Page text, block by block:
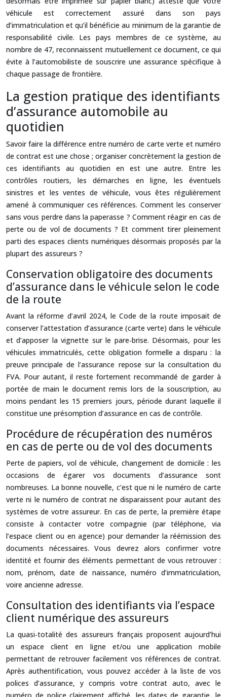
véhicule est correctement assuré dans son pays
d’immatriculation et qu’il bénéficie au minimum de la garantie de
responsabilité civile. Les pays membres de ce système, au
nombre de 47, reconnaissent mutuellement ce document, ce qui
évite à l’automobiliste de souscrire une assurance spécifique à
chaque passage de frontière.
La gestion pratique des identifiants
d’assurance automobile au
quotidien
Savoir faire la différence entre numéro de carte verte et numéro
de contrat est une chose ; organiser concrètement la gestion de
ces identifiants au quotidien en est une autre. Entre les
contrôles routiers, les démarches en ligne, les éventuels
sinistres et les ventes de véhicule, vous êtes régulièrement
amené à communiquer ces références. Comment les conserver
sans vous perdre dans la paperasse ? Comment réagir en cas de
perte ou de vol de documents ? Et comment tirer pleinement
parti des espaces clients numériques désormais proposés par la
plupart des assureurs ?
Conservation obligatoire des documents
d’assurance dans le véhicule selon le code
de la route
Avant la réforme d’avril 2024, le Code de la route imposait de
conserver l’attestation d’assurance (carte verte) dans le véhicule
et d’apposer la vignette sur le pare‑brise. Désormais, pour les
véhicules immatriculés, cette obligation formelle a disparu : la
preuve principale de l’assurance repose sur la consultation du
FVA. Pour autant, il reste fortement recommandé de garder à
portée de main le document remis lors de la souscription, au
moins pendant les 15 premiers jours, période durant laquelle il
constitue une présomption d’assurance en cas de contrôle.
Procédure de récupération des numéros
en cas de perte ou de vol des documents
Perte de papiers, vol de véhicule, changement de domicile : les
occasions de égarer vos documents d’assurance sont
nombreuses. La bonne nouvelle, c’est que ni le numéro de carte
verte ni le numéro de contrat ne disparaissent pour autant des
systèmes de votre assureur. En cas de perte, la première étape
consiste à contacter votre compagnie (par téléphone, via
l’espace client ou en agence) pour demander la réémission des
documents nécessaires. Vous devrez alors confirmer votre
identité et fournir des éléments permettant de vous retrouver :
nom, prénom, date de naissance, numéro d’immatriculation,
voire ancienne adresse.
Consultation des identifiants via l’espace
client numérique des assureurs
La quasi‑totalité des assureurs français proposent aujourd’hui
un espace client en ligne et/ou une application mobile
permettant de retrouver facilement vos références de contrat.
Après authentification, vous pouvez accéder à la liste de vos
polices d’assurance, y compris votre contrat auto, avec le